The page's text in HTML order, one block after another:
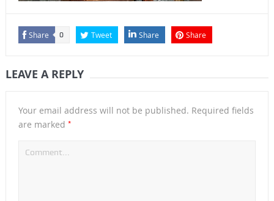
Share 0 Tweet Share Share
LEAVE A REPLY
Your email address will not be published. Required fields
are marked *